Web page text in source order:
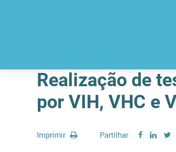
Realização de
por VIH, VHC e
Imprimir Partilhar